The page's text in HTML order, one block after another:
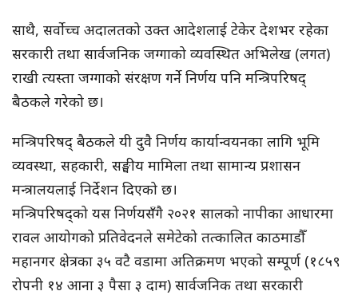
साथै, सर्वोच्च अदालतको उक्त आदेशलाई टेकेर देशभर रहेका
सरकारी तथा सार्वजनिक जग्गाको व्यवस्थित अभिलेख (लगत)
राखी त्यस्ता जग्गाको संरक्षण गर्ने निर्णय पनि मन्त्रिपरिषद्
बैठकले गरेको छ।
मन्त्रिपरिषद् बैठकले यी दुवै निर्णय कार्यान्वयनका लागि भूमि
व्यवस्था, सहकारी, सङ्घीय मामिला तथा सामान्य प्रशासन
मन्त्रालयलाई निर्देशन दिएको छ।
मन्त्रिपरिषद्को यस निर्णयसँगै २०२१ सालको नापीका आधारमा
रावल आयोगको प्रतिवेदनले समेटेको तत्कालित काठमाडौँ
महानगर क्षेत्रका ३५ वटै वडामा अतिक्रमण भएको सम्पूर्ण (१८५९
रोपनी १४ आना ३ पैसा ३ दाम) सार्वजनिक तथा सरकारी